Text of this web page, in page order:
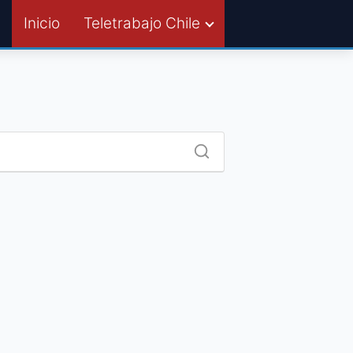
Inicio Teletrabajo Chile